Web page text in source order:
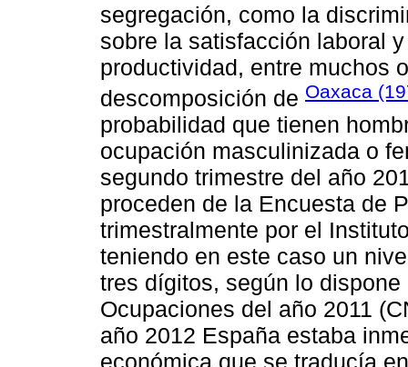
segregación, como la
sobre la satisfacción laboral
productividad, entre muchos
descomposición de Oaxaca
probabilidad que tienen
ocupación masculinizada o
segundo trimestre del año
proceden de la Encuesta de
trimestralmente por el
teniendo en este caso un
tres dígitos, según lo
Ocupaciones del año 2011
año 2012 España estaba
económica que se traducía